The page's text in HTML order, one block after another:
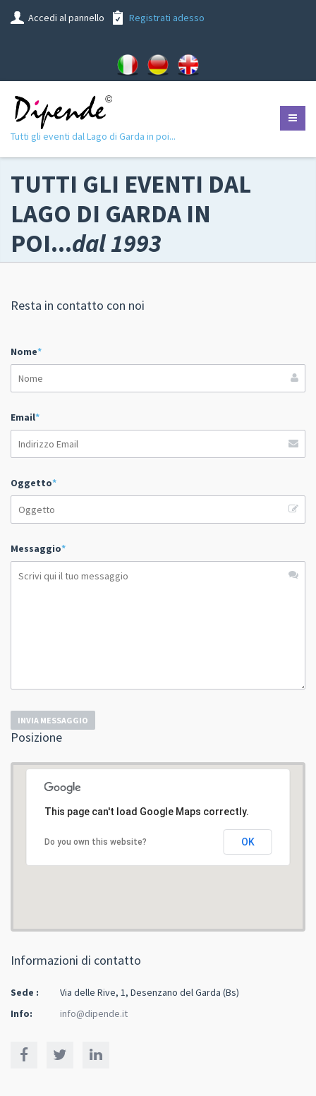
Accedi al pannello Registrati adesso
Tutti gli eventi dal Lago di Garda in poi...
TUTTI GLI EVENTI DAL
LAGO DI GARDA IN
POI...dal 1993
Resta in contatto con noi
Nome*
Email*
Oggetto*
Messaggio*
INVIA MESSAGGIO
Posizione
This page can't load Google Maps correctly.
Do you own this website? OK
Informazioni di contatto
Sede :
Via delle Rive, 1, Desenzano del Garda (Bs)
Info:
info@dipende.it